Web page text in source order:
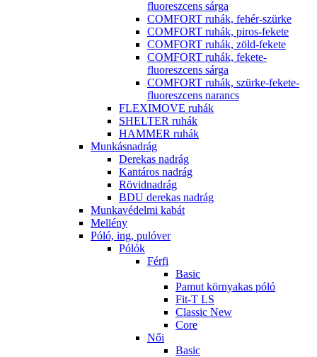
fluoreszcens sárga
COMFORT ruhák, fehér-szürke
COMFORT ruhák, piros-fekete
COMFORT ruhák, zöld-fekete
COMFORT ruhák, fekete-
fluoreszcens sárga
COMFORT ruhák, szürke-fekete-
fluoreszcens narancs
FLEXIMOVE ruhák
SHELTER ruhák
HAMMER ruhák
Munkásnadrág
Derekas nadrág
Kantáros nadrág
Rövidnadrág
BDU derekas nadrág
Munkavédelmi kabát
Mellény
Póló, ing, pulóver
Pólók
Férfi
Basic
Pamut környakas póló
Fit-T LS
Classic New
Core
Női
Basic